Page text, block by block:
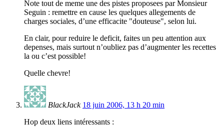
Note tout de meme une des pistes proposees par Monsieur
Seguin : remettre en cause les quelques allegements de
charges sociales, d’une efficacite "douteuse", selon lui.
En clair, pour reduire le deficit, faites un peu attention aux
depenses, mais surtout n’oubliez pas d’augmenter les recettes
la ou c’est possible!
Quelle chevre!
BlackJack 18 juin 2006, 13 h 20 min
Hop deux liens intéressants :